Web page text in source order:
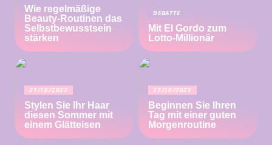
Wie regelmäßige
Beauty-Routinen das
Selbstbewusstsein
stärken
DEBATTE
Mit El Gordo zum
Lotto-Millionär
21/10/2022
Stylen Sie Ihr Haar
diesen Sommer mit
einem Glätteisen
17/10/2022
Beginnen Sie Ihren
Tag mit einer guten
Morgenroutine